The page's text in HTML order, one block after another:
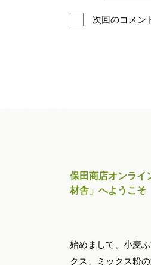
次回のコメン
保田商店オンライ
材舎」へようこそ
始めまして、小麦
クス、ミックス粉